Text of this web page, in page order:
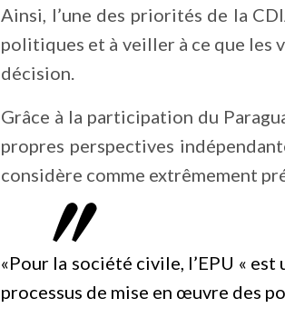
Ainsi, l’une des priorités de la
politiques et à veiller à ce que les
décision.
Grâce à la participation du
propres perspectives
considère comme extrêmement
«Pour la société civile, l’EPU «
processus de mise en œuvre des